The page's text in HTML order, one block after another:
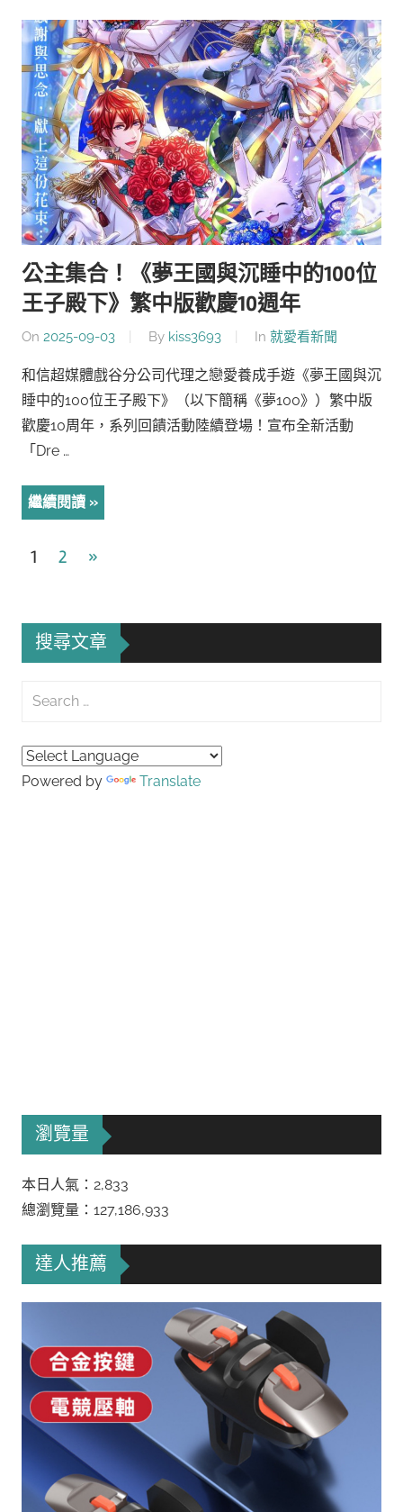
公主集合！《夢王國與沉睡中的100位
王子殿下》繁中版歡慶10週年
On 2025-09-03 By kiss3693 In 就愛看新聞
和信超媒體戲谷分公司代理之戀愛養成手遊《夢王國與沉
睡中的100位王子殿下》（以下簡稱《夢100》）繁中版
歡慶10周年，系列回饋活動陸續登場！宣布全新活動
「Dre …
繼續閱讀
文
導
覽
1 2
Next
»
搜尋文章
Search
Powered by Translate
瀏覽量
本日人氣：2,833
總瀏覽量：127,186,933
達人推薦